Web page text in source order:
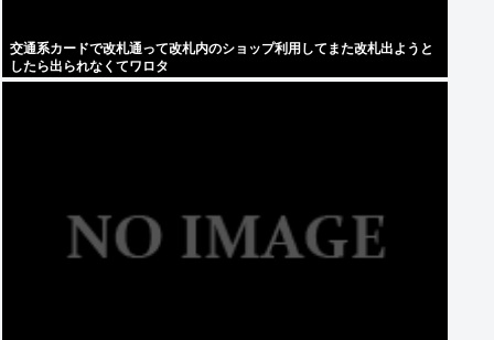
交通系カードで改札通って改札内のショップ利用してまた改札出ようと
したら出られなくてワロタ